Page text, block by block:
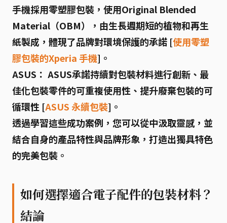
手機採用零塑膠包裝，使用Original Blended
Material（OBM），由生長週期短的植物和再生
紙製成，體現了品牌對環境保護的承諾 [使用零塑
膠包裝的Xperia 手機]。
ASUS： ASUS承諾持續對包裝材料進行創新、最
佳化包裝零件的可重複使用性、提升廢棄包裝的可
循環性 [ASUS 永續包裝]。
透過學習這些成功案例，您可以從中汲取靈感，並
結合自身的產品特性與品牌形象，打造出獨具特色
的完美包裝。
如何選擇適合電子配件的包裝材料？
結論